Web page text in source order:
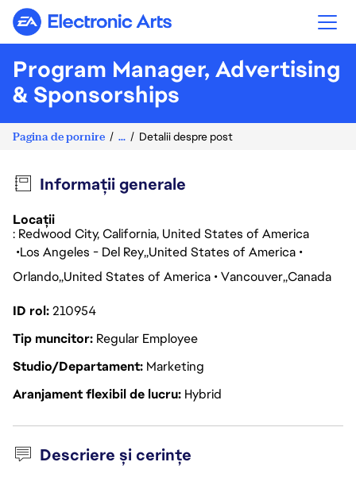
Electronic Arts
Program Manager, Advertising
& Sponsorships
Pagina de pornire ... Detalii despre post
Informații generale
Locații
: Redwood City, California, United States of America
Los Angeles - Del Rey United States of America
Orlando United States of America Vancouver Canada
ID rol210954
Tip muncitor Regular Employee
Studio/Departament Marketing
Aranjament flexibil de lucru Hybrid
Descriere și cerințe